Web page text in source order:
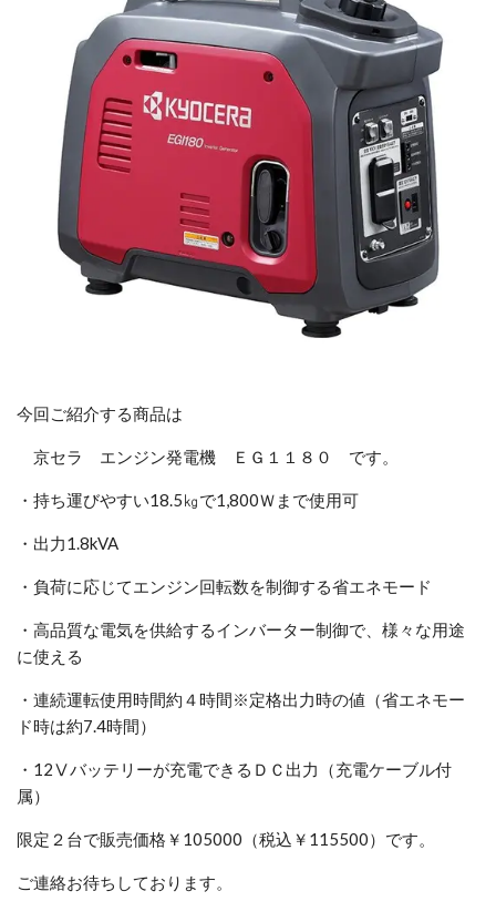
今回ご紹介する商品は
京セラ エンジン発電機 ＥＧ１１８０ です。
・持ち運びやすい18.5㎏で1,800Ｗまで使用可
・出力1.8kVA
・負荷に応じてエンジン回転数を制御する省エネモード
・高品質な電気を供給するインバーター制御で、様々な用途
に使える
・連続運転使用時間約４時間※定格出力時の値（省エネモー
ド時は約7.4時間）
・12Ⅴバッテリーが充電できるＤＣ出力（充電ケーブル付
属）
限定２台で販売価格￥105000（税込￥115500）です。
ご連絡お待ちしております。